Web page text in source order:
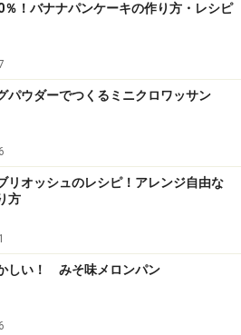
乳を加えてよく混ぜる。
ぐし、牛乳を加えてよく混ぜ
％！バナナパンケーキの作り方・レシピ
パウダーでつくるミニクロワッサン
リオッシュのレシピ！アレンジ自由な
方
しい！ みそ味メロンパン